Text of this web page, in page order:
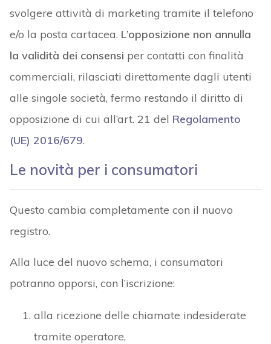
svolgere attività di marketing tramite il telefono
e/o la posta cartacea. L’opposizione non annulla
la validità dei consensi per contatti con finalità
commerciali, rilasciati direttamente dagli utenti
alle singole società, fermo restando il diritto di
opposizione di cui all’art. 21 del Regolamento
(UE) 2016/679.
Le novità per i consumatori
Questo cambia completamente con il nuovo
registro.
Alla luce del nuovo schema, i consumatori
potranno opporsi, con l’iscrizione:
alla ricezione delle chiamate indesiderate
tramite operatore,